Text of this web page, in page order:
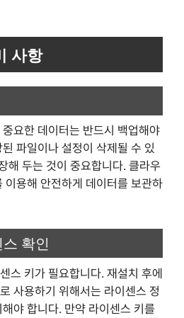
사항
요한 데이터는 반드시 백업해야
파일이나 설정이 삭제될 수 있
해 두는 것이 중요합니다. 클라우
이용해 안전하게 데이터를 보관하
확인
스 키가 필요합니다. 재설치 후에
사용하기 위해서는 라이센스 정
야 합니다. 만약 라이센스 키를